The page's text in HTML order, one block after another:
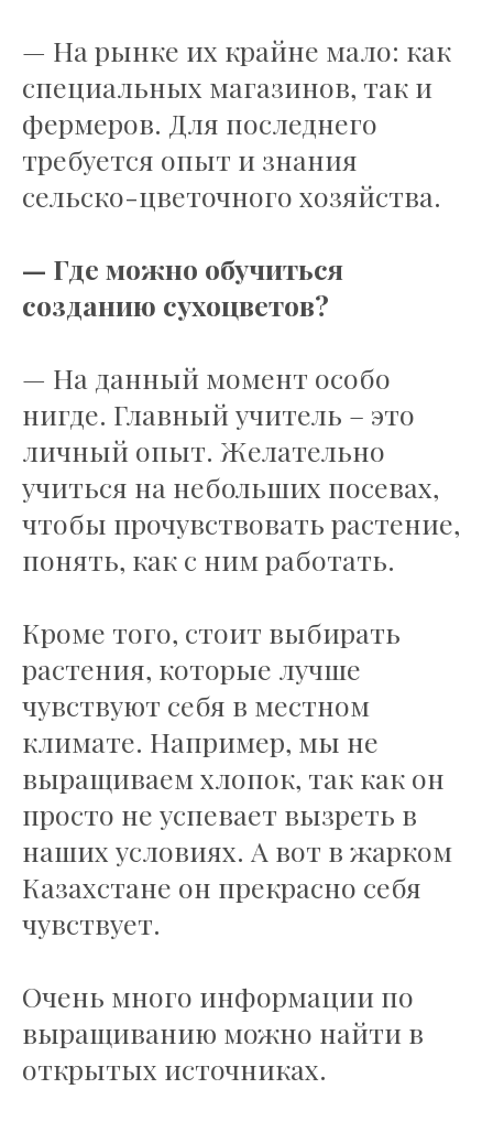
— На рынке их крайне мало: как
специальных магазинов, так и
фермеров. Для последнего
требуется опыт и знания
сельско-цветочного хозяйства.
— Где можно обучиться
созданию сухоцветов?
— На данный момент особо
нигде. Главный учитель – это
личный опыт. Желательно
учиться на небольших посевах,
чтобы прочувствовать растение,
понять, как с ним работать.
Кроме того, стоит выбирать
растения, которые лучше
чувствуют себя в местном
климате. Например, мы не
выращиваем хлопок, так как он
просто не успевает вызреть в
наших условиях. А вот в жарком
Казахстане он прекрасно себя
чувствует.
Очень много информации по
выращиванию можно найти в
открытых источниках.